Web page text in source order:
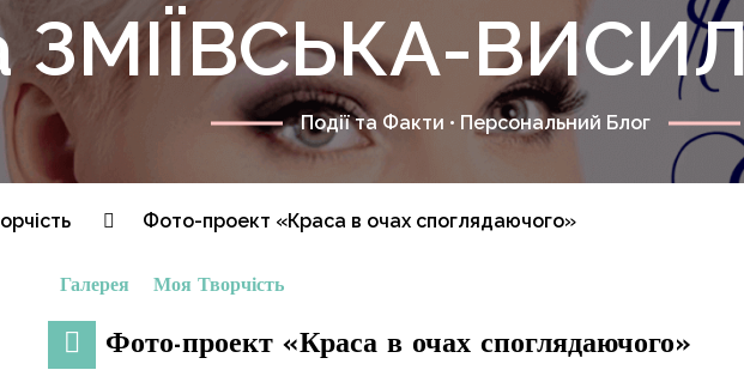
ЗМІЇВСЬКА-
Події та Факти • Персональний Блог
Фото-проект «Краса в очах споглядаючого»
Галерея Моя Творчість
Фото-проект «Краса в очах споглядаючого»